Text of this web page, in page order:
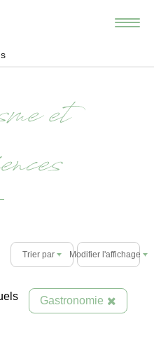
et
Trier par Modifier l'affichage
Gastronomie